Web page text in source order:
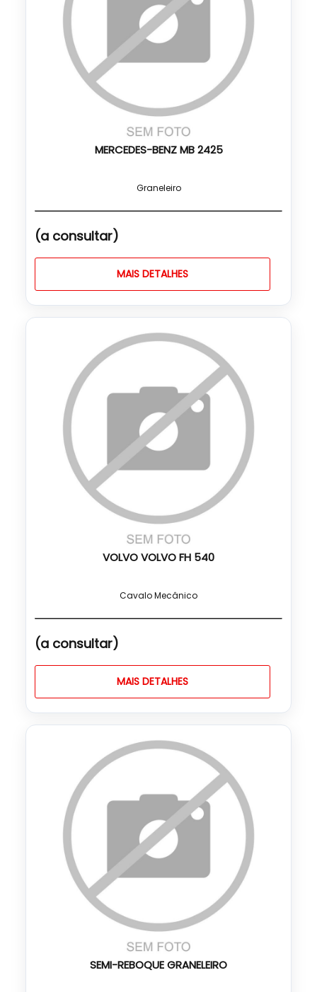
MERCEDES-BENZ MB 2425
Graneleiro
(a consultar)
MAIS DETALHES
VOLVO VOLVO FH 540
Cavalo Mecânico
(a consultar)
MAIS DETALHES
SEMI-REBOQUE GRANELEIRO